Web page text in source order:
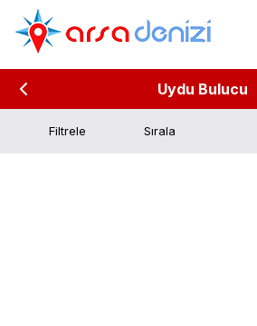
Uydu Bulucu
Filtrele